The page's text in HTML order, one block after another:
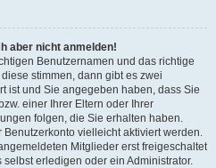
aber nicht anmelden!
Benutzernamen und das richtige
stimmen, dann gibt es zwei
ist und Sie angegeben haben, dass Sie
einer Ihrer Eltern oder Ihrer
folgen, die Sie erhalten haben.
vielleicht aktiviert werden.
Mitglieder erst freigeschaltet
erledigen oder ein Administrator.